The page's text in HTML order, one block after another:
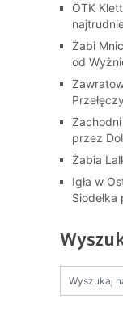
ÖTK
Żabi
od
Przełęczy
przez
Żabia
Igła w
Siodełka